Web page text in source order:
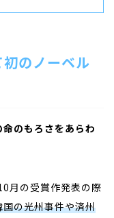
のノーベル
命のもろさをあらわ
月の受賞作発表の際
国の光州事件や済州